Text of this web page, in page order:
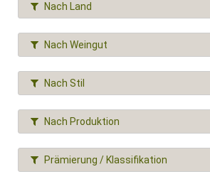
Nach Land
Nach Weingut
Nach Stil
Nach Produktion
Prämierung / Klassifikation